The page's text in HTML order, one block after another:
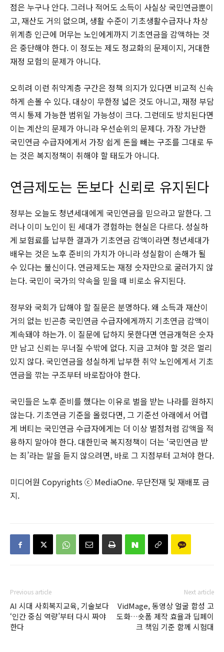
점은 누구나 안다. 그러나 적어도 소득이 사실상 국민연금뿐이
고, 재산도 거의 없으며, 생활 수준이 기초생활수급자나 차상
위계층 인근에 머무는 노인에게까지 기초연금을 감액하는 것
은 중단해야 한다. 이 정도는 제도 정교화의 문제이지, 거대한
재정 모험의 문제가 아니다.
오히려 이런 취약계층 구간은 정책 의지가 있다면 비교적 신속
하게 손볼 수 있다. 대상이 무한정 넓은 것도 아니고, 재정 부담
역시 통제 가능한 범위일 가능성이 크다. 그런데도 방치된다면
이는 계산의 문제가 아니라 우선순위의 문제다. 가장 가난한
국민연금 수급자에게서 가장 쉽게 돈을 빼는 구조를 그대로 두
는 것은 복지정책이 취해야 할 태도가 아니다.
연금제도는 돈보다 신뢰로 유지된다
정부는 오늘도 청년세대에게 국민연금을 믿으라고 말한다. 그
러나 이미 노인이 된 세대가 경험하는 현실은 다르다. 성실하
게 보험료를 납부한 결과가 기초연금 감액이라면 청년세대가
배우는 것은 노후 준비의 가치가 아니라 성실함이 손해가 될
수 있다는 불신이다. 연금제도는 재정 숫자만으로 굴러가지 않
는다. 국민이 국가의 약속을 믿을 때 비로소 유지된다.
정부와 국회가 답해야 할 질문은 분명하다. 왜 소득과 재산이
거의 없는 빈곤층 국민연금 수급자에게까지 기초연금 감액이
계속돼야 하는가. 이 질문에 답하지 못한다면 연금개혁은 숫자
만 남고 신뢰는 무너질 수밖에 없다. 지금 고쳐야 할 것은 멀리
있지 않다. 국민연금을 성실하게 납부한 취약 노인에게서 기초
연금을 깎는 구조부터 바로잡아야 한다.
국민들은 노후 준비를 했다는 이유로 벌을 받는 나라를 원하지
않는다. 기초연금 기준을 올렸다면, 그 기준선 아래에서 어렵
게 버티는 국민연금 수급자에게는 더 이상 벌점처럼 감액을 적
용하지 말아야 한다. 대한민국 복지정책이 더는 ‘국민연금 받
는 죄’라는 말을 듣지 않으려면, 바로 그 지점부터 고쳐야 한다.
미디어원 Copyrights ⓒ MediaOne. 무단전재 및 재배포 금
지.
Previous article
AI 시대 사회복지교육, 기술보다
‘인간 중심 역량’부터 다시 짜야
한다
Next article
VidMage, 동영상 얼굴 합성 고
도화…숏폼 제작 효율과 딥페이
크 책임 기준 함께 시험대